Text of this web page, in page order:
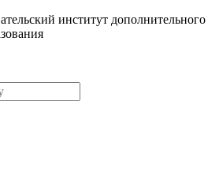
институт дополнительного